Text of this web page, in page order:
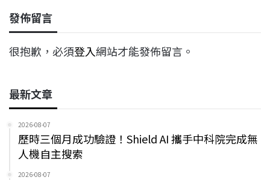
發佈留言
很抱歉，必須登入網站才能發佈留言。
最新文章
2026-08-07
歷時三個月成功驗證！Shield AI 攜手中科院完成無
人機自主搜索
2026-08-07